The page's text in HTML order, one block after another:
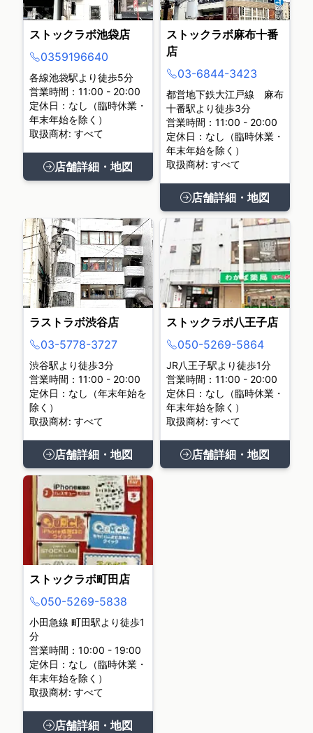
ストックラボ池袋店
0359196640
各線池袋駅より徒歩5分
営業時間：11:00 - 20:00
定休日：なし（臨時休業・
年末年始を除く）
取扱商材: すべて
店舗詳細・地図
ストックラボ麻布十番
店
03-6844-3423
都営地下鉄大江戸線 麻布
十番駅より徒歩3分
営業時間：11:00 - 20:00
定休日：なし（臨時休業・
年末年始を除く）
取扱商材: すべて
店舗詳細・地図
ラストラボ渋谷店
03-5778-3727
渋谷駅より徒歩3分
営業時間：11:00 - 20:00
定休日：なし（年末年始を
除く）
取扱商材: すべて
店舗詳細・地図
ストックラボ八王子店
050-5269-5864
JR八王子駅より徒歩1分
営業時間：11:00 - 20:00
定休日：なし（臨時休業・
年末年始を除く）
取扱商材: すべて
店舗詳細・地図
ストックラボ町田店
050-5269-5838
小田急線 町田駅より徒歩1
分
営業時間：10:00 - 19:00
定休日：なし（臨時休業・
年末年始を除く）
取扱商材: すべて
店舗詳細・地図